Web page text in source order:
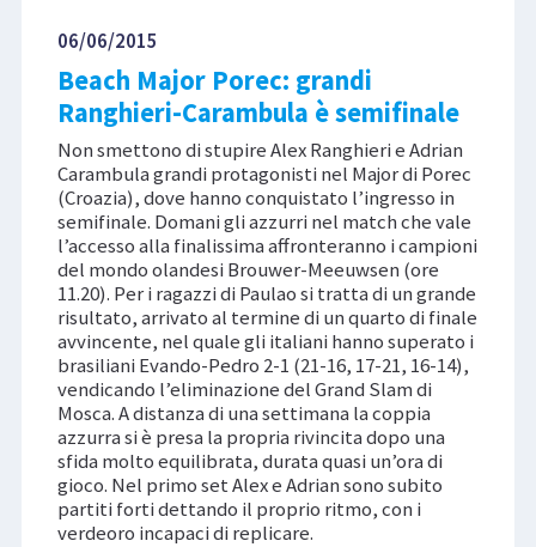
06/06/2015
Beach Major Porec: grandi
Ranghieri-Carambula è semifinale
Non smettono di stupire Alex Ranghieri e Adrian
Carambula grandi protagonisti nel Major di Porec
(Croazia), dove hanno conquistato l’ingresso in
semifinale. Domani gli azzurri nel match che vale
l’accesso alla finalissima affronteranno i campioni
del mondo olandesi Brouwer-Meeuwsen (ore
11.20). Per i ragazzi di Paulao si tratta di un grande
risultato, arrivato al termine di un quarto di finale
avvincente, nel quale gli italiani hanno superato i
brasiliani Evando-Pedro 2-1 (21-16, 17-21, 16-14),
vendicando l’eliminazione del Grand Slam di
Mosca. A distanza di una settimana la coppia
azzurra si è presa la propria rivincita dopo una
sfida molto equilibrata, durata quasi un’ora di
gioco. Nel primo set Alex e Adrian sono subito
partiti forti dettando il proprio ritmo, con i
verdeoro incapaci di replicare.